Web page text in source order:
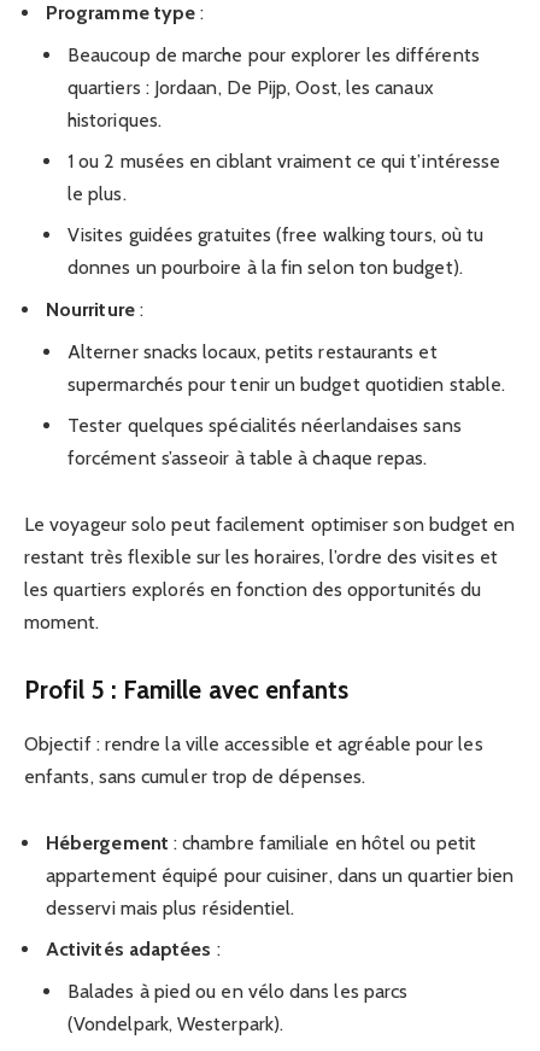
Programme type :
Beaucoup de marche pour explorer les différents
quartiers : Jordaan, De Pijp, Oost, les canaux
historiques.
1 ou 2 musées en ciblant vraiment ce qui t’intéresse
le plus.
Visites guidées gratuites (free walking tours, où tu
donnes un pourboire à la fin selon ton budget).
Nourriture:
Alterner snacks locaux, petits restaurants et
supermarchés pour tenir un budget quotidien stable.
Tester quelques spécialités néerlandaises sans
forcément s’asseoir à table à chaque repas.
Le voyageur solo peut facilement optimiser son budget en
restant très flexible sur les horaires, l’ordre des visites et
les quartiers explorés en fonction des opportunités du
moment.
Profil 5 : Famille avec enfants
Objectif : rendre la ville accessible et agréable pour les
enfants, sans cumuler trop de dépenses.
Hébergement : chambre familiale en hôtel ou petit
appartement équipé pour cuisiner, dans un quartier bien
desservi mais plus résidentiel.
Activités adaptées :
Balades à pied ou en vélo dans les parcs
(Vondelpark, Westerpark).